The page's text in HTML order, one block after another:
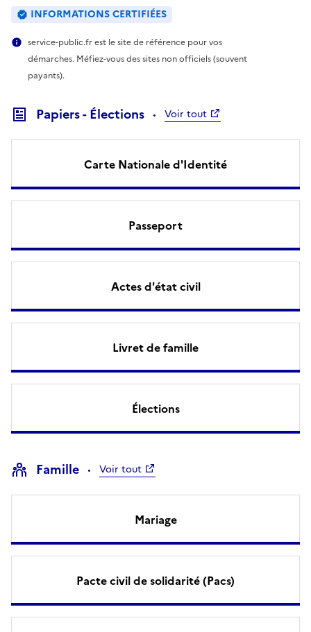
INFORMATIONS CERTIFIÉES
service-public.fr est le site de référence pour vos
démarches. Méfiez-vous des sites non officiels (souvent
payants).
Papiers - Élections Voir tout
Carte Nationale d'Identité
Passeport
Actes d'état civil
Livret de famille
Élections
Famille Voir tout
Mariage
Pacte civil de solidarité (Pacs)